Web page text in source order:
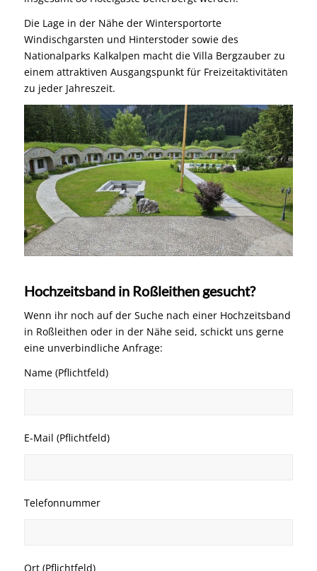
Die Lage in der Nähe der Wintersportorte
Windischgarsten und Hinterstoder sowie des
Nationalparks Kalkalpen macht die Villa Bergzauber zu
einem attraktiven Ausgangspunkt für Freizeitaktivitäten
zu jeder Jahreszeit.
Hochzeitsband in Roßleithen gesucht?
Wenn ihr noch auf der Suche nach einer Hochzeitsband
in Roßleithen oder in der Nähe seid, schickt uns gerne
eine unverbindliche Anfrage:
Name (Pflichtfeld)
E-Mail (Pflichtfeld)
Telefonnummer
Ort (Pflichtfeld)